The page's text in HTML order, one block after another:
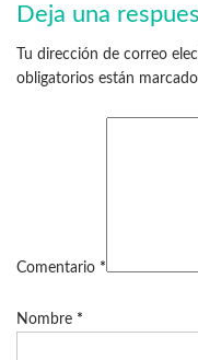
Deja una
Tu dirección de correo
obligatorios están
Comentario *
Nombre *